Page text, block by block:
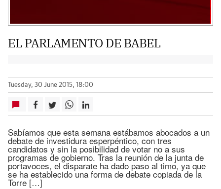
EL PARLAMENTO DE BABEL
Tuesday, 30 June 2015, 18:00
Sabíamos que esta semana estábamos abocados a un
debate de investidura esperpéntico, con tres
candidatos y sin la posibilidad de votar no a sus
programas de gobierno. Tras la reunión de la junta de
portavoces, el disparate ha dado paso al timo, ya que
se ha establecido una forma de debate copiada de la
Torre […]